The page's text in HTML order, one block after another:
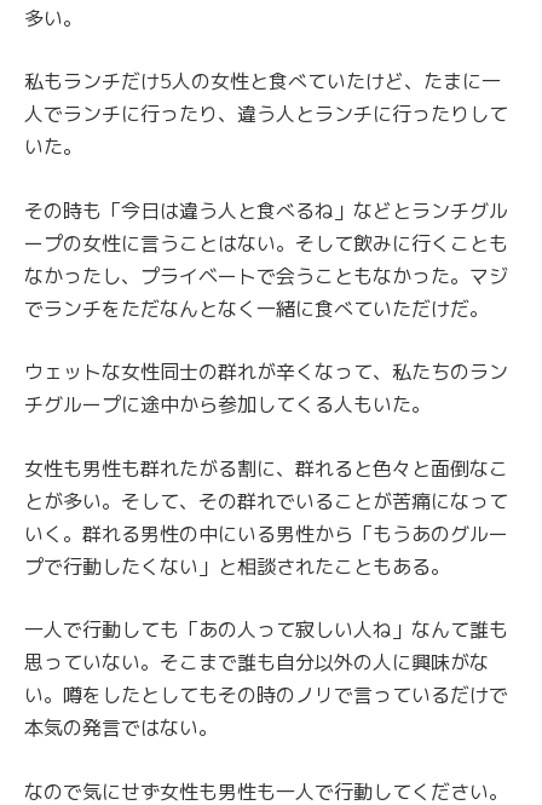
多い。
私もランチだけ5人の女性と食べていたけど、たまに一
人でランチに行ったり、違う人とランチに行ったりして
いた。
その時も「今日は違う人と食べるね」などとランチグル
ープの女性に言うことはない。そして飲みに行くことも
なかったし、プライベートで会うこともなかった。マジ
でランチをただなんとなく一緒に食べていただけだ。
ウェットな女性同士の群れが辛くなって、私たちのラン
チグループに途中から参加してくる人もいた。
女性も男性も群れたがる割に、群れると色々と面倒なこ
とが多い。そして、その群れでいることが苦痛になって
いく。群れる男性の中にいる男性から「もうあのグルー
プで行動したくない」と相談されたこともある。
一人で行動しても「あの人って寂しい人ね」なんて誰も
思っていない。そこまで誰も自分以外の人に興味がな
い。噂をしたとしてもその時のノリで言っているだけで
本気の発言ではない。
なので気にせず女性も男性も一人で行動してください。